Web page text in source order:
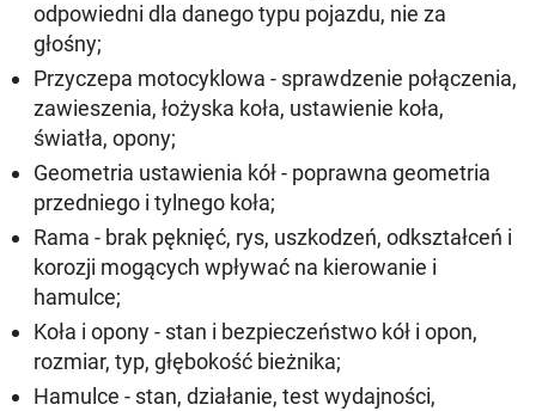
odpowiedni dla danego typu pojazdu, nie za
głośny;
Przyczepa motocyklowa - sprawdzenie połączenia,
zawieszenia, łożyska koła, ustawienie koła,
światła, opony;
Geometria ustawienia kół - poprawna geometria
przedniego i tylnego koła;
Rama - brak pęknięć, rys, uszkodzeń, odkształceń i
korozji mogących wpływać na kierowanie i
hamulce;
Koła i opony - stan i bezpieczeństwo kół i opon,
rozmiar, typ, głębokość bieżnika;
Hamulce - stan, działanie, test wydajności,